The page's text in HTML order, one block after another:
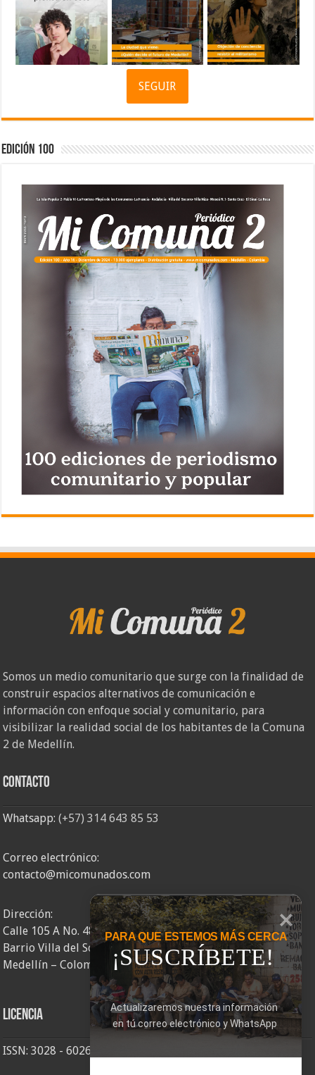
SEGUIR
Edición 100
Somos un medio comunitario que surge con la finalidad de
construir espacios alternativos de comunicación e
información con enfoque social y comunitario, para
visibilizar la realidad social de los habitantes de la Comuna
2 de Medellín.
Contacto
Whatsapp:(+57) 314 643 85 53
Correo electrónico:
contacto@micomunados.com
Dirección:
Calle 105 A No. 48AA – 58
Barrio Villa del Socorro
Medellín – Colombia
Licencia
ISSN: 3028 - 6026
PARA QUE ESTEMOS MÁS CERCA
¡SUSCRÍBETE!
Actualizaremos nuestra información
en tú correo electrónico y WhatsApp